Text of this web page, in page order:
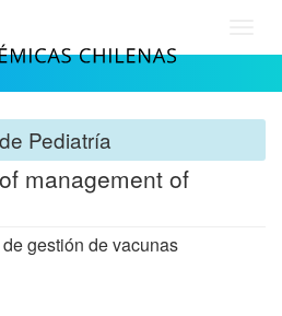
Pediatría
management of
gestión de vacunas